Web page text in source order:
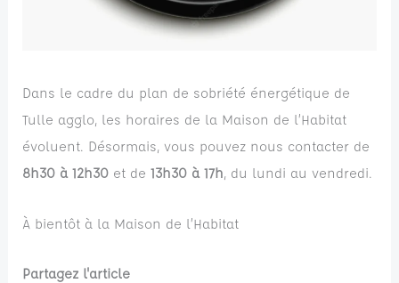
Dans le cadre du plan de sobriété énergétique de
Tulle agglo, les horaires de la Maison de l’Habitat
évoluent. Désormais, vous pouvez nous contacter de
8h30 à 12h30 et de13h30 à 17h, du lundi au vendredi.
À bientôt à la Maison de l’Habitat
Partagez l'article